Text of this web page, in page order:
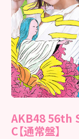
AKB48 56th
C【通常盤】